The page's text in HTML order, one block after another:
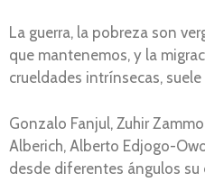
La guerra, la pobreza son
que mantenemos, y la
crueldades intrínsecas,
Gonzalo Fanjul, Zuhir
Alberich, Alberto Edjogo-
desde diferentes ángulos